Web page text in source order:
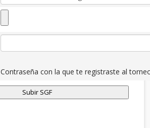
Contraseña con la que te registraste al